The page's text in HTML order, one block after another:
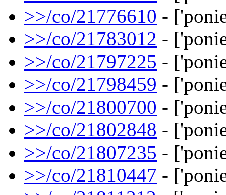
>>/co/21776610 -
>>/co/21783012 -
>>/co/21797225 -
>>/co/21798459 -
>>/co/21800700 -
>>/co/21802848 -
>>/co/21807235 -
>>/co/21810447 -